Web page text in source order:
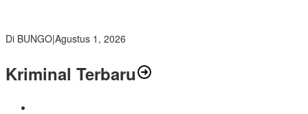
Di BUNGO|Agustus 1, 2026
Kriminal Terbaru